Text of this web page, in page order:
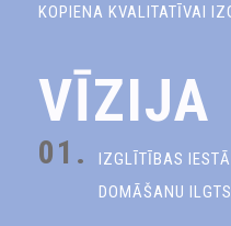
KOPIENA KVALITATĪVAI
VĪZIJA
01.
IZGLĪTĪBAS
DOMĀŠANU